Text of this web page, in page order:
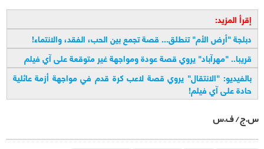
إقرأ المزيد:
دبلجة "أرض الأم" تنطلق... قصة تجمع بين الحب، الفقد، والانتماء!
قريبا.. "مهرآباد" يروي قصة عودة ومواجهة غير متوقعة على آي فيلم
بالفيديو: "الانتقال" يروي قصة لاعب كرة قدم في مواجهة أزمة عائلية
حادة على آي فيلم!
س.ج/ ف.س